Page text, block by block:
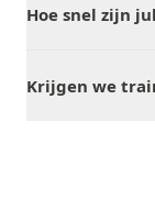
Hoe snel zijn
Krijgen we